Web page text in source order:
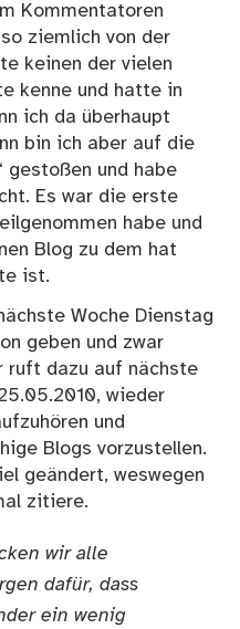
Kommentatoren
ziemlich von der
keinen der vielen
kenne und hatte in
ich da überhaupt
bin ich aber auf die
gestoßen und habe
Es war die erste
habe und
Blog zu dem hat
ist.
Woche Dienstag
geben und zwar
ruft dazu auf nächste
wieder
und
Blogs vorzustellen.
geändert, weswegen
zitiere.
wir alle
dafür, dass
ein wenig